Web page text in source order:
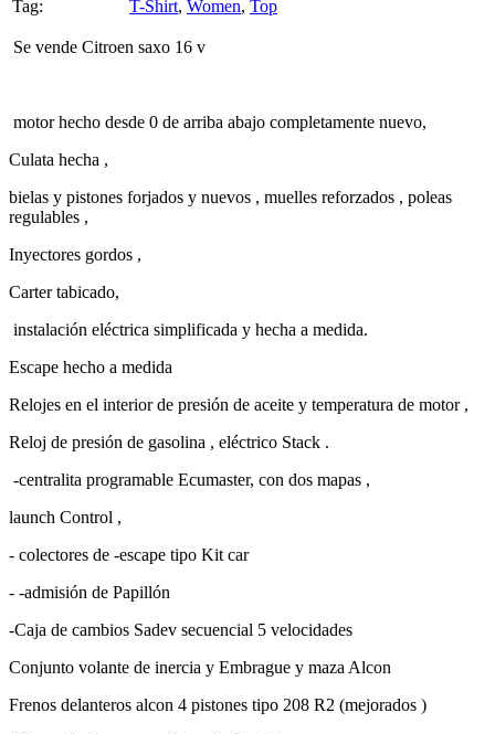
Se vende Citroen saxo 16 v
Culata hecha ,
bielas y pistones forjados y nuevos , muelles reforzados , poleas
regulables ,
Inyectores gordos ,
Carter tabicado,
instalación eléctrica simplificada y hecha a medida.
Escape hecho a medida
Relojes en el interior de presión de aceite y temperatura de motor ,
Reloj de presión de gasolina , eléctrico Stack .
-centralita programable Ecumaster, con dos mapas ,
launch Control ,
- colectores de -escape tipo Kit car
- -admisión de Papillón
-Caja de cambios Sadev secuencial 5 velocidades
Conjunto volante de inercia y Embrague y maza Alcon
Frenos delanteros alcon 4 pistones tipo 208 R2 (mejorados )
Discos de freno con núcleo de aluminio